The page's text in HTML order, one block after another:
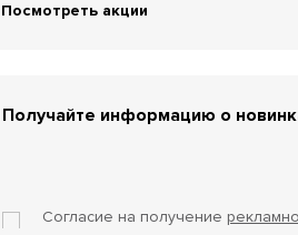
Посмотреть акции
Получайте информацию о
Согласие на получение